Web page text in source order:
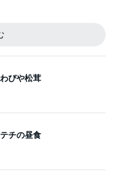
びや松茸
チの昼食